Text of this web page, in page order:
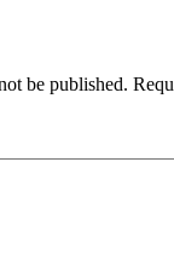
be published.